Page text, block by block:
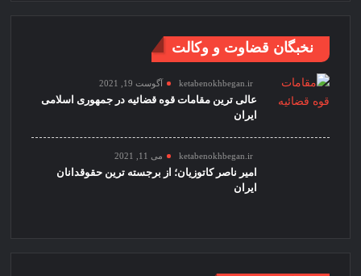
نخبگان قضاوت و وکالت
ketabenokhbegan.ir آگوست 19, 2021
عالی ترین مقامات قوه قضائیه در جمهوری اسلامی
ایران
ketabenokhbegan.ir می 11, 2021
امیر ناصر کاتوزیان؛ از برجسته ترین حقوقدانان
ایران